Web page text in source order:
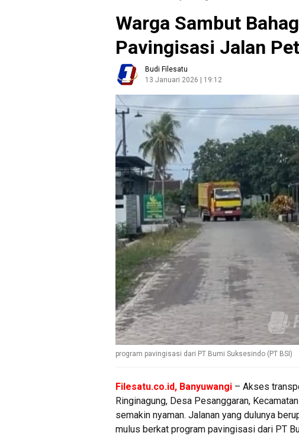
Warga Sambut
Pavingisasi Jalan
Budi Filesatu
13 Januari 2026 | 19:12
program pavingisasi dari PT Bumi Suksesindo (PT BSI)
Filesatu.co.id, Banyuwangi – Akses
Ringinagung, Desa Pesanggaran,
semakin nyaman. Jalanan yang dulunya
mulus berkat program pavingisasi dari PT